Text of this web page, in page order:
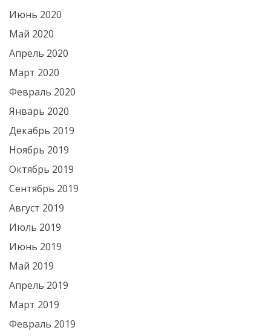
Июнь 2020
Май 2020
Апрель 2020
Март 2020
Февраль 2020
Январь 2020
Декабрь 2019
Ноябрь 2019
Октябрь 2019
Сентябрь 2019
Август 2019
Июль 2019
Июнь 2019
Май 2019
Апрель 2019
Март 2019
Февраль 2019